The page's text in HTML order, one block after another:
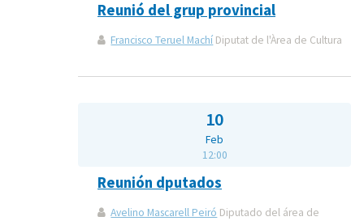
Reunió del grup provincial
Francisco Teruel Machí Diputat de l'Àrea de Cultura
10
Feb
12:00
Reunión dputados
Avelino Mascarell Peiró Diputado del área de